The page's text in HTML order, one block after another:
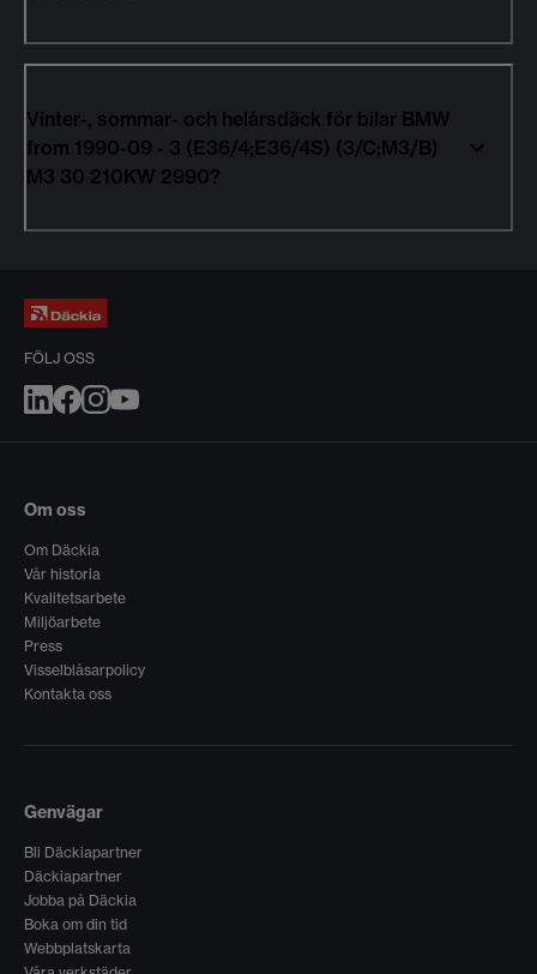
Vinter-, sommar- och helårsdäck för bilar BMW
from 1990-09 - 3 (E36/4;E36/4S) (3/C;M3/B)
M3 30 210KW 2990?
FÖLJ OSS
Om oss
Om Däckia
Vår historia
Kvalitetsarbete
Miljöarbete
Press
Visselblåsarpolicy
Kontakta oss
Genvägar
Bli Däckiapartner
Däckiapartner
Jobba på Däckia
Boka om din tid
Webbplatskarta